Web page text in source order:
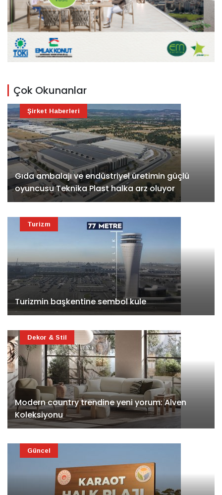
Çok Okunanlar
Gıda ambalajı ve endüstriyel üretimin güçlü
oyuncusu Teknika Plast halka arz oluyor
Şirket Haberleri
Turizmin başkentine sembol kule
Turizm
Modern country trendine yeni yorum: Alven
Koleksiyonu
Dekor & Stil
Güncel